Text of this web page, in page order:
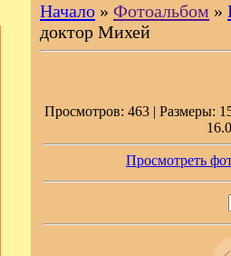
Начало » Фотоальбом »
доктор Михей
Просмотров: 463 | Размеры:
Просмотреть